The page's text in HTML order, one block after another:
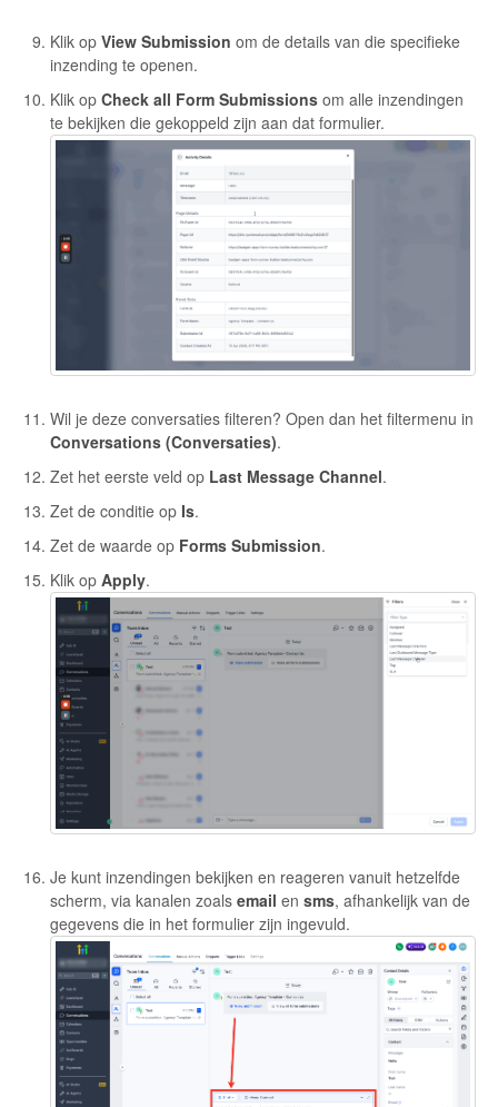
Klik op View Submission om de details van die specifieke
inzending te openen.
Klik op Check all Form Submissions om alle inzendingen
te bekijken die gekoppeld zijn aan dat formulier.
Wil je deze conversaties filteren? Open dan het filtermenu in
Conversations (Conversaties).
Zet het eerste veld op Last Message Channel.
Zet de conditie op Is.
Zet de waarde op Forms Submission.
Klik op Apply.
Je kunt inzendingen bekijken en reageren vanuit hetzelfde
scherm, via kanalen zoals email en sms, afhankelijk van de
gegevens die in het formulier zijn ingevuld.